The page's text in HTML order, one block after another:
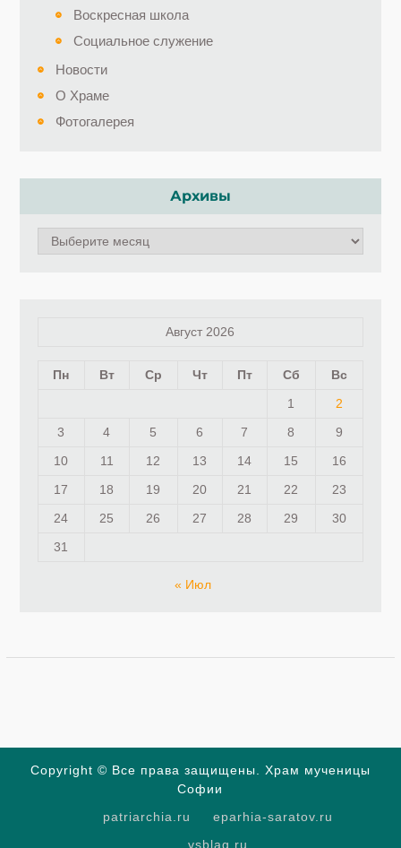
Воскресная школа
Социальное служение
Новости
О Храме
Фотогалерея
Архивы
Архивы
Август 2026
Пн Вт Ср Чт Пт Сб
Вс
1
2
3
4 5 6 7 8
9
10
11 12 13 14 15
16
17
18 19 20 21 22
23
24
25 26 27 28 29
30
31
« Июл
Copyright © Все права защищены. Храм мученицы
Софии
patriarchia.ru
eparhia-saratov.ru
vsblag.ru